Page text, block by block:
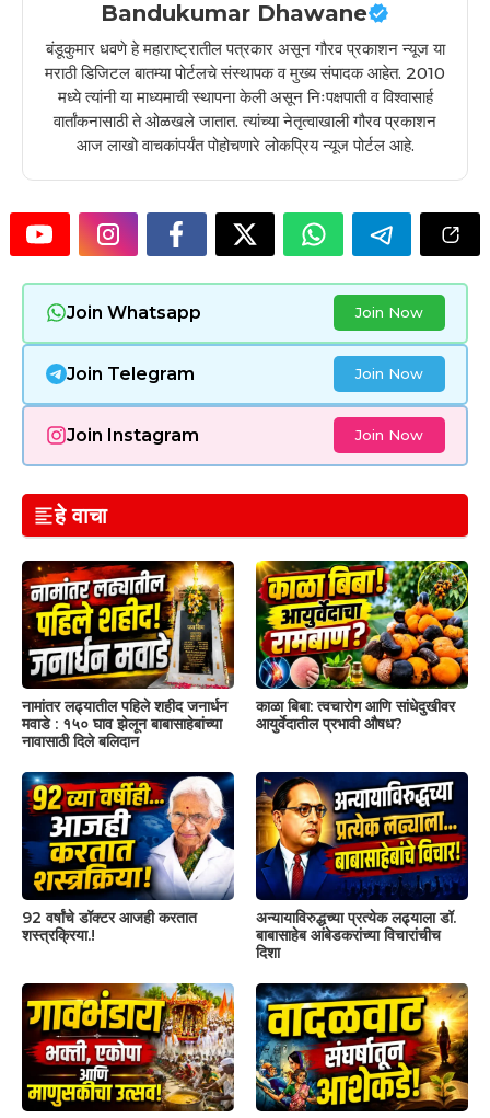
Bandukumar Dhawane
बंडूकुमार धवणे हे महाराष्ट्रातील पत्रकार असून गौरव प्रकाशन न्यूज या
मराठी डिजिटल बातम्या पोर्टलचे संस्थापक व मुख्य संपादक आहेत. 2010
मध्ये त्यांनी या माध्यमाची स्थापना केली असून निःपक्षपाती व विश्वासार्ह
वार्तांकनासाठी ते ओळखले जातात. त्यांच्या नेतृत्वाखाली गौरव प्रकाशन
आज लाखो वाचकांपर्यंत पोहोचणारे लोकप्रिय न्यूज पोर्टल आहे.
Join Whatsapp Join Now
Join Telegram Join Now
Join Instagram Join Now
हे वाचा
नामांतर लढ्यातील पहिले शहीद जनार्धन
मवाडे : १५० घाव झेलून बाबासाहेबांच्या
नावासाठी दिले बलिदान
काळा बिबा: त्वचारोग आणि सांधेदुखीवर
आयुर्वेदातील प्रभावी औषध?
92 वर्षांचे डॉक्टर आजही करतात
शस्त्रक्रिया.!
अन्यायाविरुद्धच्या प्रत्येक लढ्याला डॉ.
बाबासाहेब आंबेडकरांच्या विचारांचीच
दिशा